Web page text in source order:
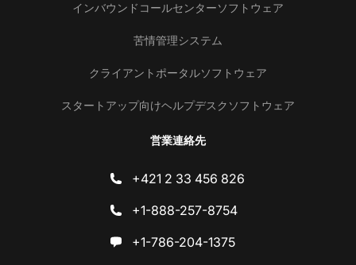
インバウンドコールセンターソフトウェア
苦情管理システム
クライアントポータルソフトウェア
スタートアップ向けヘルプデスクソフトウェア
営業連絡先
+421 2 33 456 826
+1-888-257-8754
+1-786-204-1375